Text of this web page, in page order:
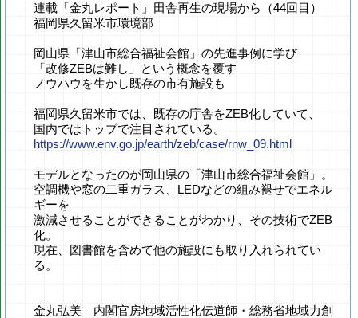
連載「金丸レポート」田舎再生の現場から（44回目）
福岡県久留米市環境部
岡山県「津山市総合福祉会館」の先進事例に学び
「改修ZEBは難し」という概念を覆す
ノウハウを生かし既存の市有施設も
福岡県久留米市では、既存の庁舎をZEB化していて、
国内ではトップで注目されている。
https://www.env.go.jp/earth/zeb/case/rnw_09.html
モデルとなったのが岡山県の「津山市総合福祉会館」。
空調機や窓の二重ガラス、LEDなどの組み褪せでエネル
ギーを
激減させることができることがわかり、その技術でZEB
化。
現在、図書館を含めて他の施設にも取り入れられてい
る。
金丸弘美 内閣官房地域活性化伝道師・総務省地域力創